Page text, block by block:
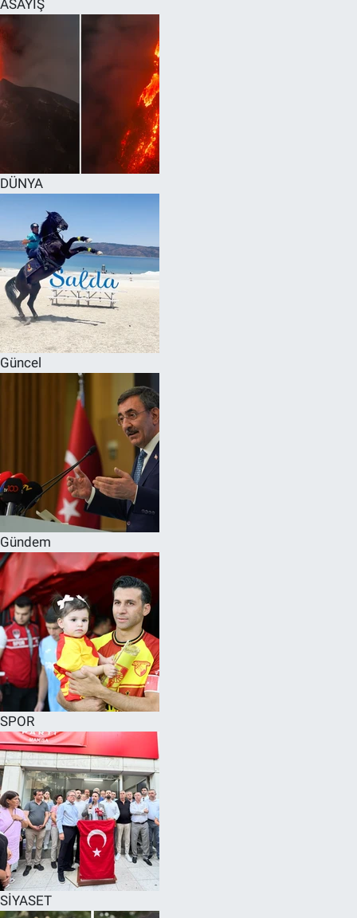
ASAYİŞ
DÜNYA
Güncel
Gündem
SPOR
SİYASET